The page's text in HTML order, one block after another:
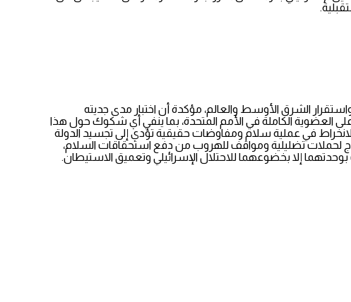
الشرق الأوسط والعالم، مؤكدة أن اختبار مدى جديته
العضوية الكاملة في الأمم المتحدة، بما ينفي أي شكوك حول هذا
بالانخراط في عملية سلام ومفاوضات حقيقية تؤدي إلى تجسيد الدولة
لحملات تضليلية ومواقف للهروب من دفع استحقاقات السلام،
إلا بخضوعهما للاحتلال الإسرائيلي وتعميق الاستيطان.